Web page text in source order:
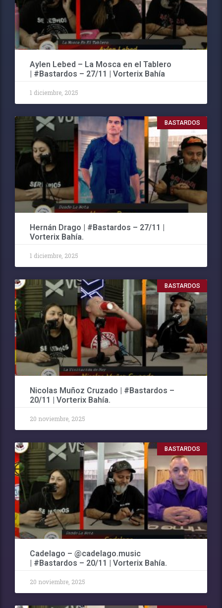
Aylen Lebed – La Mosca en el Tablero
| #Bastardos – 27/11 | Vorterix Bahía
1 diciembre, 2025
BASTARDOS
Hernán Drago | #Bastardos – 27/11 |
Vorterix Bahía.
1 diciembre, 2025
BASTARDOS
Nicolas Muñoz Cruzado | #Bastardos –
20/11 | Vorterix Bahía.
20 noviembre, 2025
BASTARDOS
Cadelago – @cadelago.music
| #Bastardos – 20/11 | Vorterix Bahía.
20 noviembre, 2025